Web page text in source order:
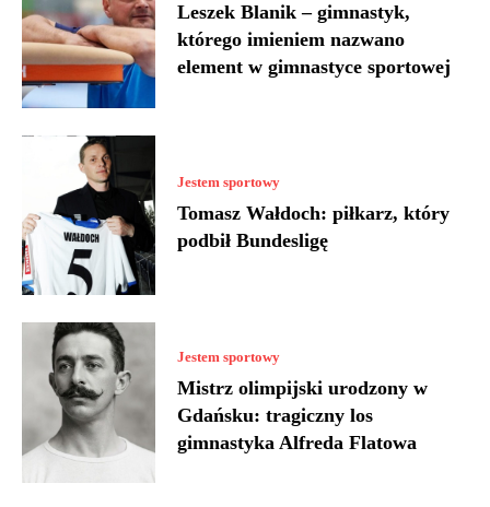
Leszek Blanik – gimnastyk,
którego imieniem nazwano
element w gimnastyce sportowej
Jestem sportowy
Tomasz Wałdoch: piłkarz, który
podbił Bundesligę
Jestem sportowy
Mistrz olimpijski urodzony w
Gdańsku: tragiczny los
gimnastyka Alfreda Flatowa